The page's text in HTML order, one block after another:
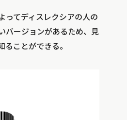
ってディスレクシアの人の
バージョンがあるため、見
ことができる。